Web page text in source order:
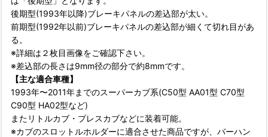
後期型(1993年以降)ブレーキパネルの差込部が太い。
前期型(1992年以前)ブレーキパネルの差込部が細くて切れ目があ
る。
※詳細は２枚目画像をご確認下さい。
※差込部の長さは9mm径の部分で約8mmです。
【主な適合車種】
1993年〜2011年までのスーパーカブ系(C50型 AA01型 C70型
C90型 HA02型など)
またリトルカブ・プレスカブなどに装着可能。
※カブのスロットルホルダーに適合させた商品ですが、バーハン